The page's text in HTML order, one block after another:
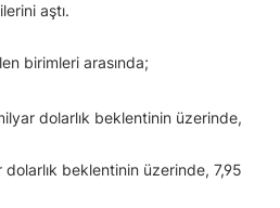
aştı.
birimleri arasında;
dolarlık beklentinin üzerinde,
beklentinin üzerinde, 7,95